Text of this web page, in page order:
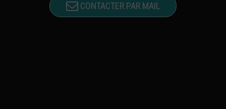
CONTACTER PAR MAIL